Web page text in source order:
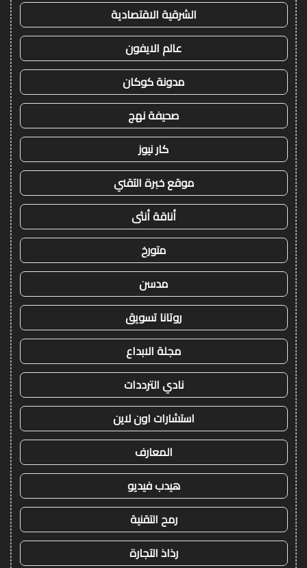
الشرقية الاقتصادية
عالم الايفون
مدونة كوكان
صحيفة نهج
كار نيوز
موقع خبرة التقني
أناقة أنثى
متورخ
مدسن
روتانا تسويق
مجلة الابداع
نادي الترددات
استشارات اون لاين
المعارف
هيدب فيديو
رمح التقنية
رذاذ التجارة